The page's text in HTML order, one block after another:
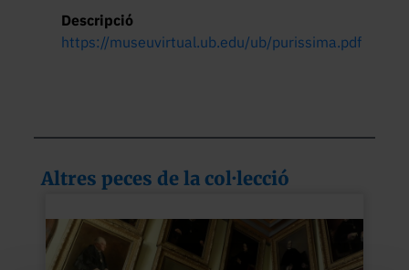
Descripció
https://museuvirtual.ub.edu/ub/purissima.pdf
Altres peces de la col·lecció